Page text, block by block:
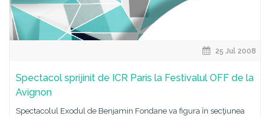
25 Jul 2008
Spectacol sprijinit de ICR Paris la Festivalul OFF de la
Avignon
Spectacolul Exodul de Benjamin Fondane va figura în secţiunea